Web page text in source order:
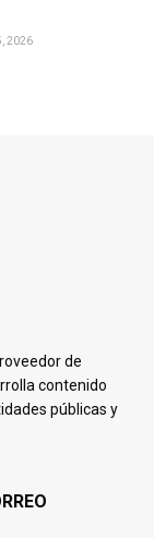
2026
de
contenido
públicas y